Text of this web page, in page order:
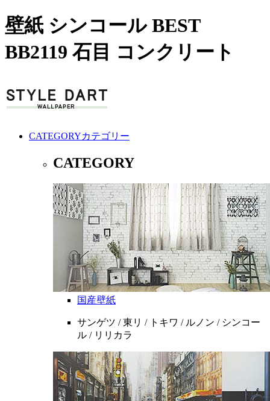
壁紙 シンコール BEST
BB2119 石目 コンクリート
CATEGORYカテゴリー
CATEGORY
国産壁紙
サンゲツ / 東リ / トキワ / ルノン / シンコー
ル / リリカラ